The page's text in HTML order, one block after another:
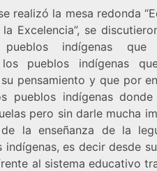
realizó la mesa redonda
Excelencia”, se
indígenas que
pueblos indígenas
pensamiento y que por
pueblos indígenas
pero sin darle mucha
la enseñanza de la
indígenas, es decir desde
al sistema educativo